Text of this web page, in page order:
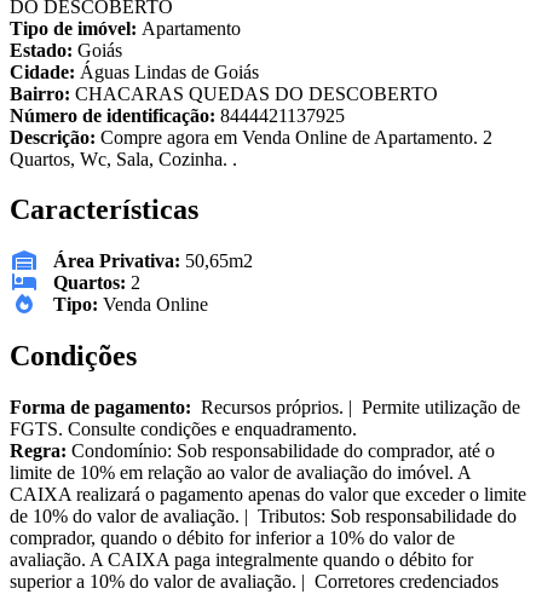
DO DESCOBERTO
Tipo de imóvel: Apartamento
Estado: Goiás
Cidade: Águas Lindas de Goiás
Bairro: CHACARAS QUEDAS DO DESCOBERTO
Número de identificação: 8444421137925
Descrição: Compre agora em Venda Online de Apartamento. 2
Quartos, Wc, Sala, Cozinha. .
Características
Área Privativa: 50,65m2
Quartos: 2
Tipo: Venda Online
Condições
Forma de pagamento: Recursos próprios. | Permite utilização de
FGTS. Consulte condições e enquadramento.
Regra: Condomínio: Sob responsabilidade do comprador, até o
limite de 10% em relação ao valor de avaliação do imóvel. A
CAIXA realizará o pagamento apenas do valor que exceder o limite
de 10% do valor de avaliação. | Tributos: Sob responsabilidade do
comprador, quando o débito for inferior a 10% do valor de
avaliação. A CAIXA paga integralmente quando o débito for
superior a 10% do valor de avaliação. | Corretores credenciados